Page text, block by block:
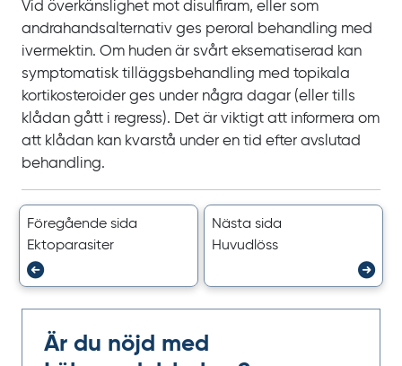
Vid överkänslighet mot disulfiram, eller som
andrahandsalternativ ges peroral behandling med
ivermektin. Om huden är svårt eksematiserad kan
symptomatisk tilläggsbehandling med topikala
kortikosteroider ges under några dagar (eller tills
klådan gått i regress). Det är viktigt att informera om
att klådan kan kvarstå under en tid efter avslutad
behandling.
Föregående sida
Ektoparasiter
Nästa sida
Huvudlöss
Är du nöjd med